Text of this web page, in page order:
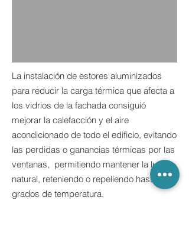
La instalación de estores aluminizados
para reducir la carga térmica que afecta a
los vidrios de la fachada consiguió
mejorar la calefacción y el aire
acondicionado de todo el edificio, evitando
las perdidas o ganancias térmicas por las
ventanas, permitiendo mantener la luz
natural, reteniendo o repeliendo hasta 8
grados de temperatura.